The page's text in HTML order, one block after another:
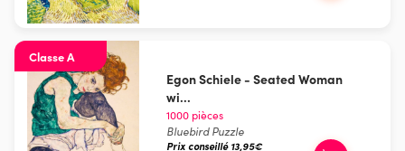
Classe A
Egon Schiele - Seated Woman
wi...
1000 pièces
Bluebird Puzzle
Prix conseillé 13,95€